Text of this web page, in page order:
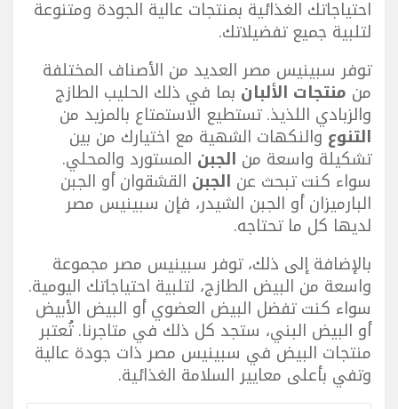
احتياجاتك الغذائية بمنتجات عالية الجودة ومتنوعة
لتلبية جميع تفضيلاتك.
توفر سبينيس مصر العديد من الأصناف المختلفة
من منتجات الألبان بما في ذلك الحليب الطازج
والزبادي اللذيذ. تستطيع الاستمتاع بالمزيد من
التنوعوالنكهات الشهية مع اختيارك من بين
تشكيلة واسعة من الجبن المستورد والمحلي.
سواء كنت تبحث عن الجبن القشقوان أو الجبن
البارميزان أو الجبن الشيدر، فإن سبينيس مصر
لديها كل ما تحتاجه.
بالإضافة إلى ذلك، توفر سبينيس مصر مجموعة
واسعة من البيض الطازج، لتلبية احتياجاتك اليومية.
سواء كنت تفضل البيض العضوي أو البيض الأبيض
أو البيض البني، ستجد كل ذلك في متاجرنا. تُعتبر
منتجات البيض في سبينيس مصر ذات جودة عالية
وتفي بأعلى معايير السلامة الغذائية.